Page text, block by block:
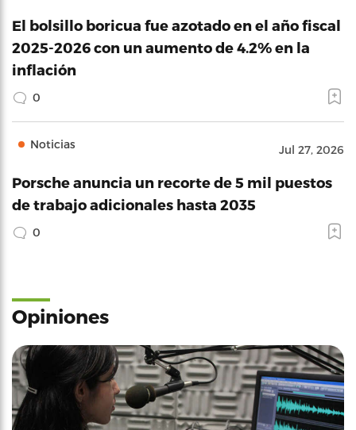
El bolsillo boricua fue azotado en el año fiscal
2025-2026 con un aumento de 4.2% en la
inflación
0
Noticias Jul 27, 2026
Porsche anuncia un recorte de 5 mil puestos
de trabajo adicionales hasta 2035
0
Opiniones